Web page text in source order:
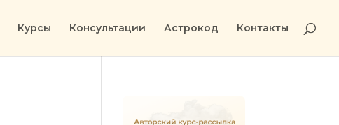
Курсы Консультации Астрокод Контакты